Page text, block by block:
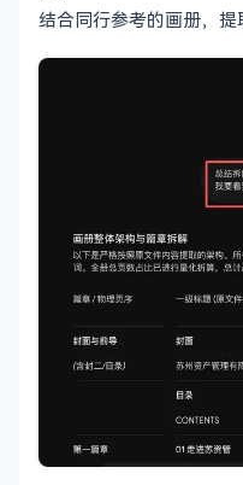
结合同行参考的画册，提